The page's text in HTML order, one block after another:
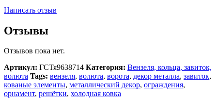
Написать отзыв
Отзывы
Отзывов пока нет.
Артикул: ГСТя9638714 Категория: Вензеля, кольца, завиток,
волюта Tags: вензеля, волюта, ворота, декор металла, завиток,
кованые элементы, металлический декор, ограждения,
орнамент, решётки, холодная ковка